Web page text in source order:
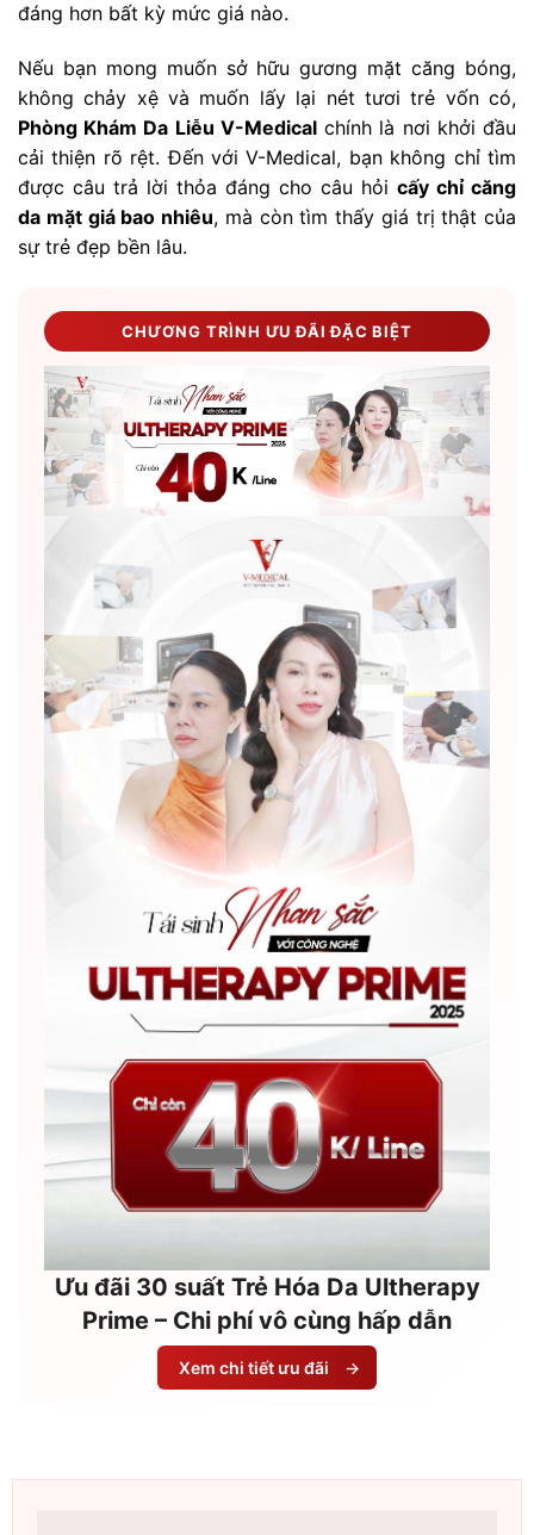
đáng hơn bất kỳ mức giá nào.
Nếu bạn mong muốn sở hữu gương mặt căng bóng,
không chảy xệ và muốn lấy lại nét tươi trẻ vốn có,
Phòng Khám Da Liễu V-Medicalchính là nơi khởi đầu
cải thiện rõ rệt. Đến với V-Medical, bạn không chỉ tìm
được câu trả lời thỏa đáng cho câu hỏi cấy chỉ căng
da mặt giá bao nhiêu, mà còn tìm thấy giá trị thật của
sự trẻ đẹp bền lâu.
CHƯƠNG TRÌNH ƯU ĐÃI ĐẶC BIỆT
Ưu đãi 30 suất Trẻ Hóa Da Ultherapy
Prime – Chi phí vô cùng hấp dẫn
Xem chi tiết ưu đãi →